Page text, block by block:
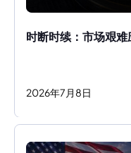
时断时续：市场艰
2026年7 月 8日